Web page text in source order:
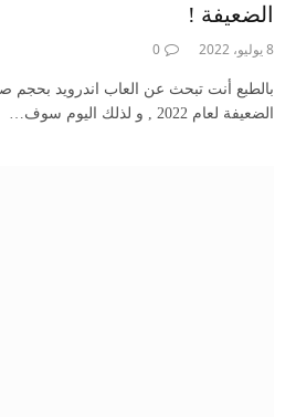
الضعيفة !
8 يوليو، 2022 0
بالطبع أنت تبحث عن العاب اندرويد بحجم
الضعيفة لعام 2022 , و لذلك اليوم سوف…